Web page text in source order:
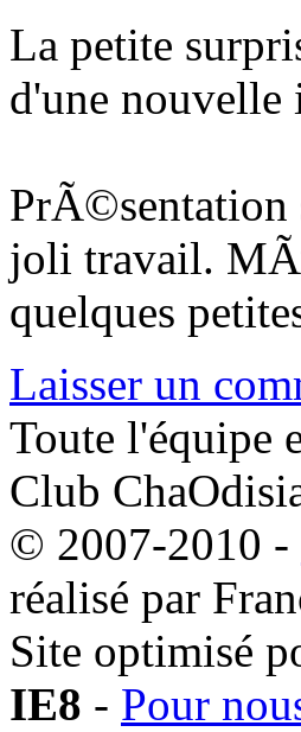
La petite
d'une
PrÃ©sentation
joli travail.
quelques
Laisser un
Toute l'équipe
Club
© 2007-2010 -
réalisé par
Site optimisé
IE8 - Pour